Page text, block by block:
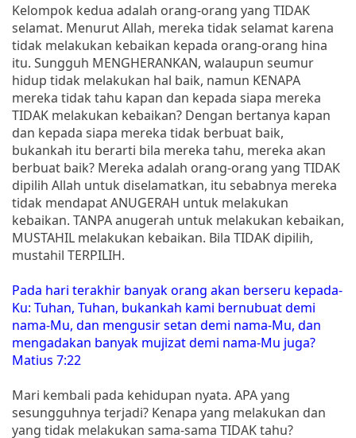
Kelompok kedua adalah orang-orang yang TIDAK
selamat. Menurut Allah, mereka tidak selamat karena
tidak melakukan kebaikan kepada orang-orang hina
itu. Sungguh MENGHERANKAN, walaupun seumur
hidup tidak melakukan hal baik, namun KENAPA
mereka tidak tahu kapan dan kepada siapa mereka
TIDAK melakukan kebaikan? Dengan bertanya kapan
dan kepada siapa mereka tidak berbuat baik,
bukankah itu berarti bila mereka tahu, mereka akan
berbuat baik? Mereka adalah orang-orang yang TIDAK
dipilih Allah untuk diselamatkan, itu sebabnya mereka
tidak mendapat ANUGERAH untuk melakukan
kebaikan. TANPA anugerah untuk melakukan kebaikan,
MUSTAHIL melakukan kebaikan. Bila TIDAK dipilih,
mustahil TERPILIH.
Pada hari terakhir banyak orang akan berseru kepada-
Ku: Tuhan, Tuhan, bukankah kami bernubuat demi
nama-Mu, dan mengusir setan demi nama-Mu, dan
mengadakan banyak mujizat demi nama-Mu juga?
Matius 7:22
Mari kembali pada kehidupan nyata. APA yang
sesungguhnya terjadi? Kenapa yang melakukan dan
yang tidak melakukan sama-sama TIDAK tahu?